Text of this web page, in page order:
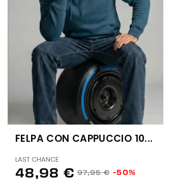
FELPA CON CAPPUCCIO 10...
LAST CHANCE
48,98 € 97,95 € -50%